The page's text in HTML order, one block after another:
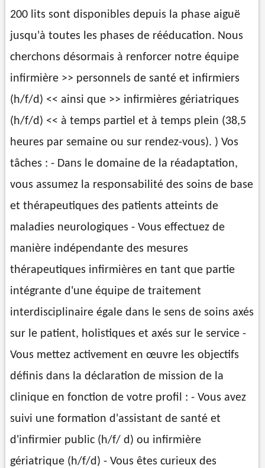
200 lits sont disponibles depuis la phase aiguë
jusqu'à toutes les phases de rééducation. Nous
cherchons désormais à renforcer notre équipe
infirmière >> personnels de santé et infirmiers
(h/f/d) << ainsi que >> infirmières gériatriques
(h/f/d) << à temps partiel et à temps plein (38,5
heures par semaine ou sur rendez-vous). ) Vos
tâches : - Dans le domaine de la réadaptation,
vous assumez la responsabilité des soins de base
et thérapeutiques des patients atteints de
maladies neurologiques - Vous effectuez de
manière indépendante des mesures
thérapeutiques infirmières en tant que partie
intégrante d'une équipe de traitement
interdisciplinaire égale dans le sens de soins axés
sur le patient, holistiques et axés sur le service -
Vous mettez activement en œuvre les objectifs
définis dans la déclaration de mission de la
clinique en fonction de votre profil : - Vous avez
suivi une formation d'assistant de santé et
d'infirmier public (h/f/ d) ou infirmière
gériatrique (h/f/d) - Vous êtes curieux des